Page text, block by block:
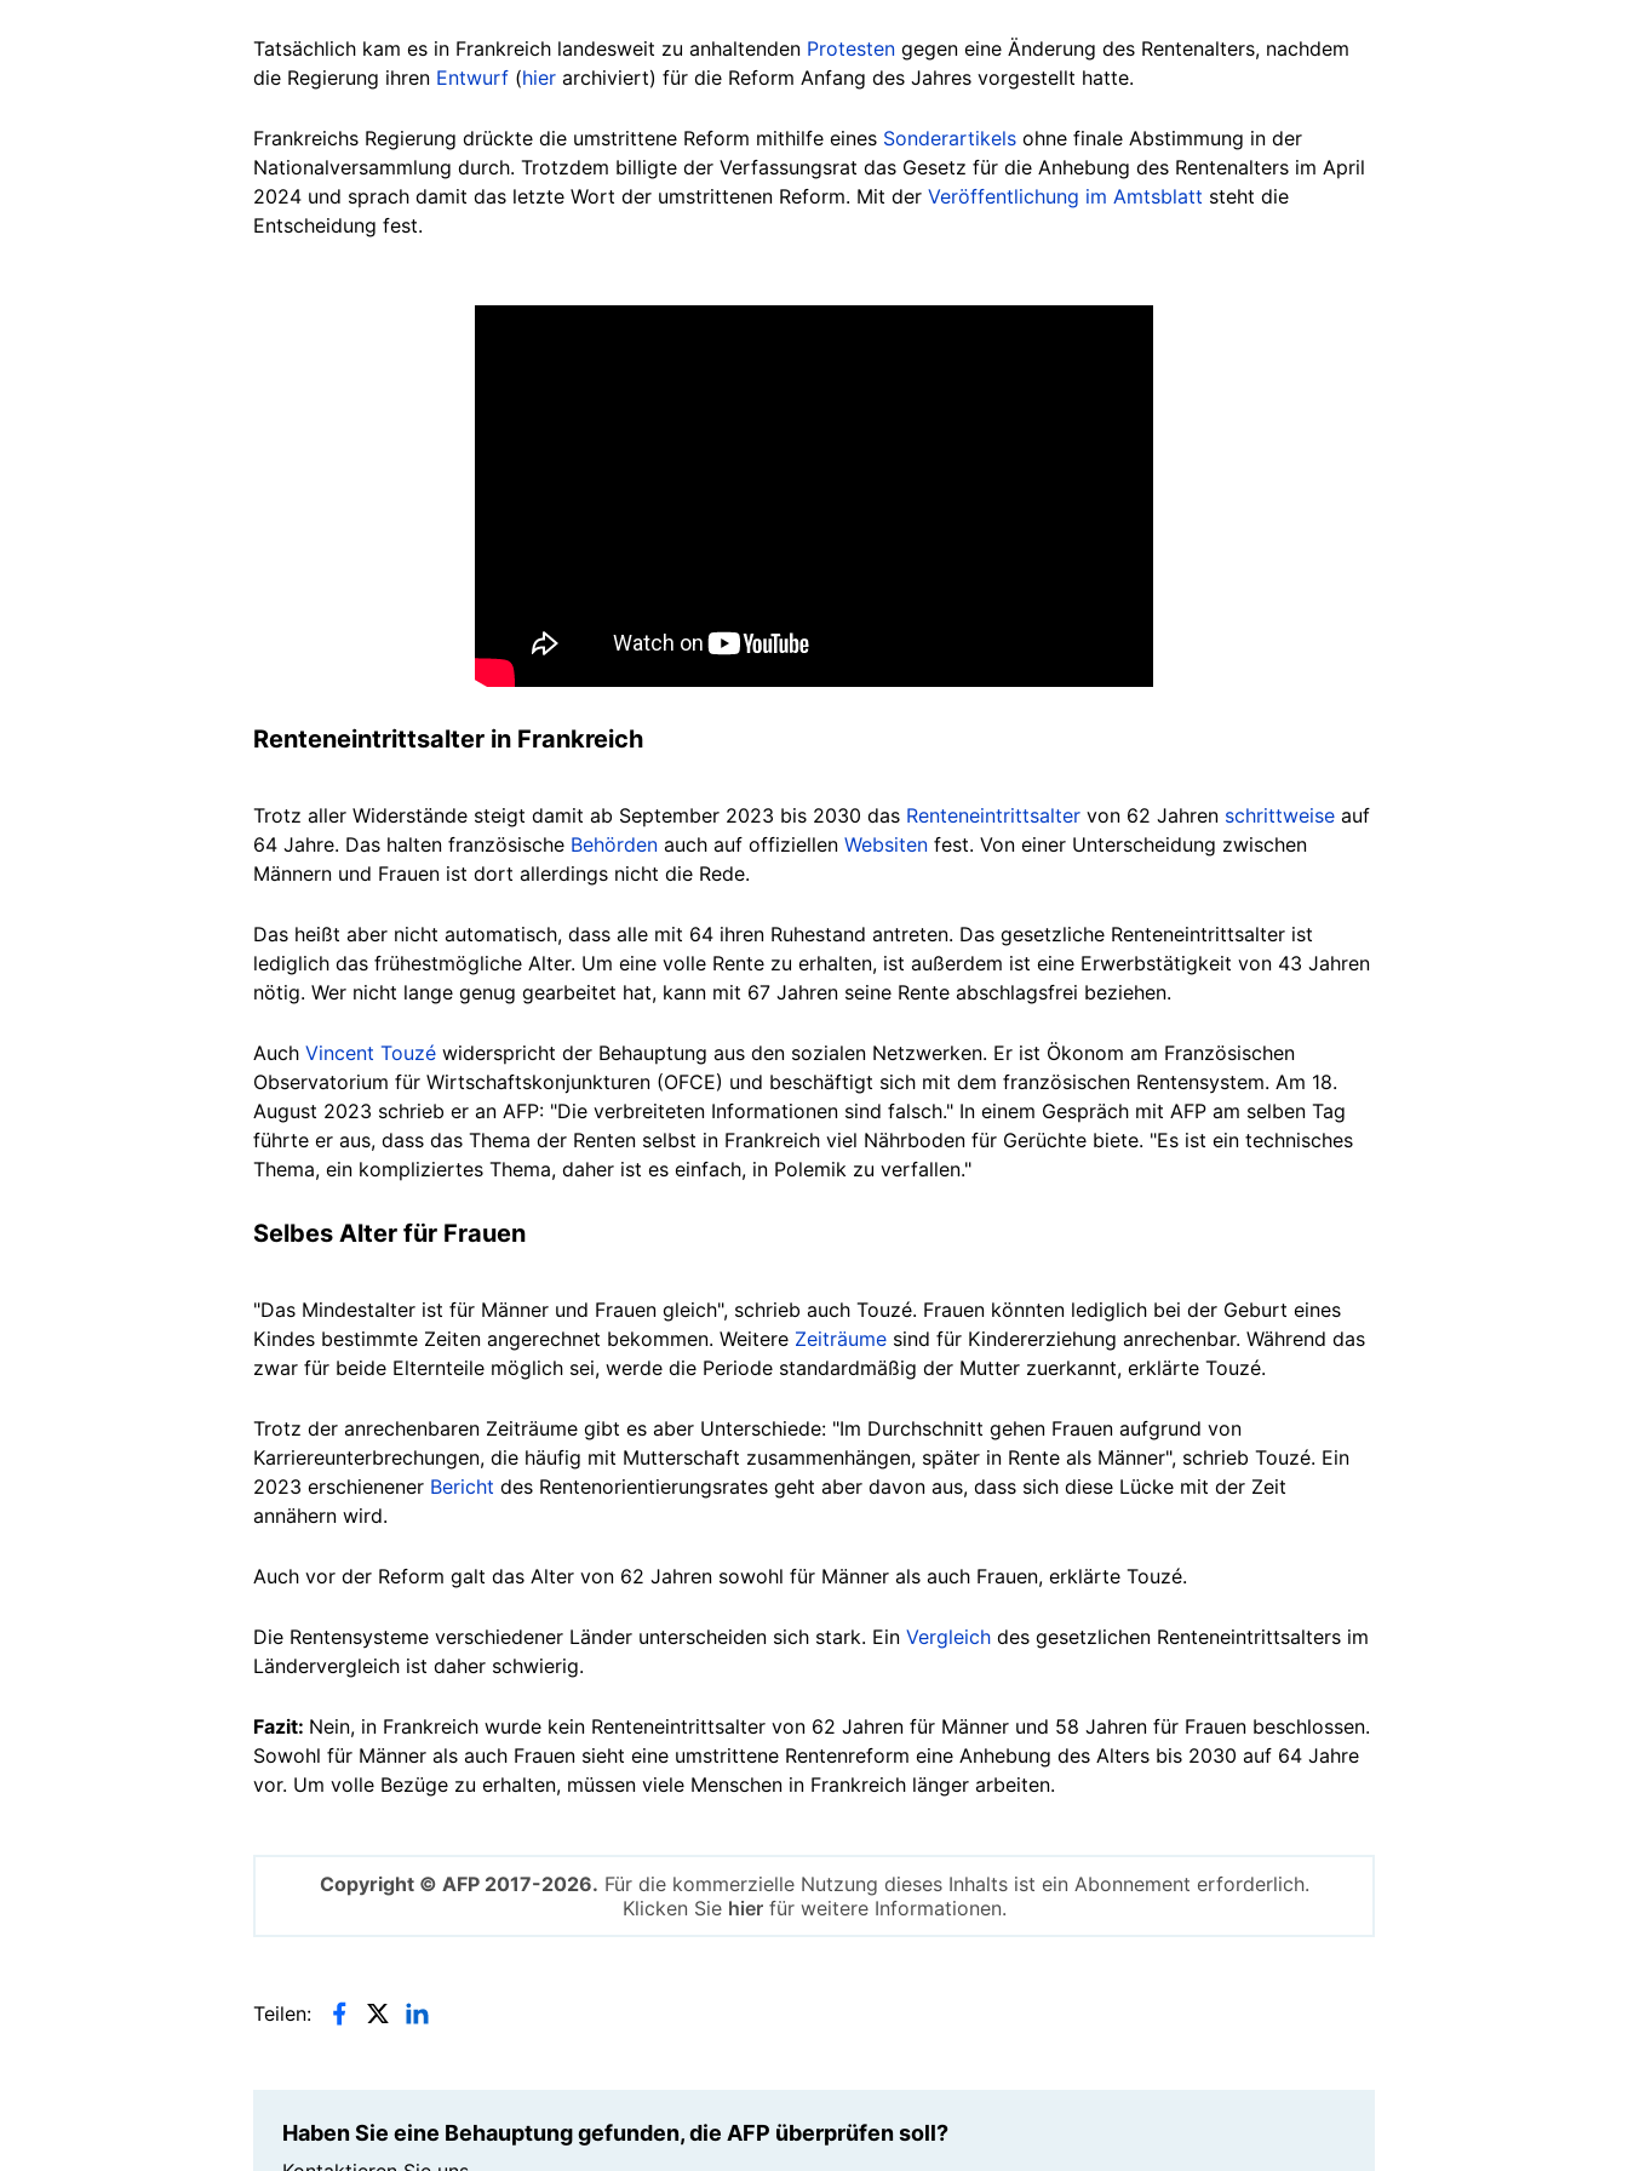
Tatsächlich kam es in Frankreich landesweit zu anhaltenden Protesten gegen eine Änderung des Rentenalters, nachdem
die Regierung ihren Entwurf (hier archiviert) für die Reform Anfang des Jahres vorgestellt hatte.
Frankreichs Regierung drückte die umstrittene Reform mithilfe eines Sonderartikels ohne finale Abstimmung in der
Nationalversammlung durch. Trotzdem billigte der Verfassungsrat das Gesetz für die Anhebung des Rentenalters im April
2024 und sprach damit das letzte Wort der umstrittenen Reform. Mit der Veröffentlichung im Amtsblatt steht die
Entscheidung fest.
Renteneintrittsalter in Frankreich
Trotz aller Widerstände steigt damit ab September 2023 bis 2030 das Renteneintrittsalter von 62 Jahren schrittweise auf
64 Jahre. Das halten französische Behörden auch auf offiziellen Websiten fest. Von einer Unterscheidung zwischen
Männern und Frauen ist dort allerdings nicht die Rede.
Das heißt aber nicht automatisch, dass alle mit 64 ihren Ruhestand antreten. Das gesetzliche Renteneintrittsalter ist
lediglich das frühestmögliche Alter. Um eine volle Rente zu erhalten, ist außerdem ist eine Erwerbstätigkeit von 43 Jahren
nötig. Wer nicht lange genug gearbeitet hat, kann mit 67 Jahren seine Rente abschlagsfrei beziehen.
Auch Vincent Touzé widerspricht der Behauptung aus den sozialen Netzwerken. Er ist Ökonom am Französischen
Observatorium für Wirtschaftskonjunkturen (OFCE) und beschäftigt sich mit dem französischen Rentensystem. Am 18.
August 2023 schrieb er an AFP: "Die verbreiteten Informationen sind falsch." In einem Gespräch mit AFP am selben Tag
führte er aus, dass das Thema der Renten selbst in Frankreich viel Nährboden für Gerüchte biete. "Es ist ein technisches
Thema, ein kompliziertes Thema, daher ist es einfach, in Polemik zu verfallen."
Selbes Alter für Frauen
"Das Mindestalter ist für Männer und Frauen gleich", schrieb auch Touzé. Frauen könnten lediglich bei der Geburt eines
Kindes bestimmte Zeiten angerechnet bekommen. Weitere Zeiträume sind für Kindererziehung anrechenbar. Während das
zwar für beide Elternteile möglich sei, werde die Periode standardmäßig der Mutter zuerkannt, erklärte Touzé.
Trotz der anrechenbaren Zeiträume gibt es aber Unterschiede: "Im Durchschnitt gehen Frauen aufgrund von
Karriereunterbrechungen, die häufig mit Mutterschaft zusammenhängen, später in Rente als Männer", schrieb Touzé. Ein
2023 erschienener Bericht des Rentenorientierungsrates geht aber davon aus, dass sich diese Lücke mit der Zeit
annähern wird.
Auch vor der Reform galt das Alter von 62 Jahren sowohl für Männer als auch Frauen, erklärte Touzé.
Die Rentensysteme verschiedener Länder unterscheiden sich stark. Ein Vergleich des gesetzlichen Renteneintrittsalters im
Ländervergleich ist daher schwierig.
Fazit: Nein, in Frankreich wurde kein Renteneintrittsalter von 62 Jahren für Männer und 58 Jahren für Frauen beschlossen.
Sowohl für Männer als auch Frauen sieht eine umstrittene Rentenreform eine Anhebung des Alters bis 2030 auf 64 Jahre
vor. Um volle Bezüge zu erhalten, müssen viele Menschen in Frankreich länger arbeiten.
Copyright © AFP 2017-2026. Für die kommerzielle Nutzung dieses Inhalts ist ein Abonnement erforderlich.
Klicken Sie hierfür weitere Informationen.
Teilen:
Haben Sie eine Behauptung gefunden, die AFP überprüfen soll?